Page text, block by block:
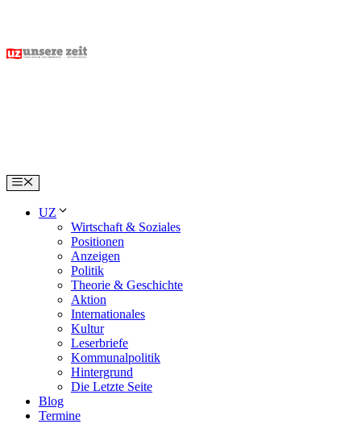
content
Menu
UZ
Wirtschaft & Soziales
Positionen
Anzeigen
Politik
Theorie & Geschichte
Aktion
Internationales
Kultur
Leserbriefe
Kommunalpolitik
Hintergrund
Die Letzte Seite
Blog
Termine